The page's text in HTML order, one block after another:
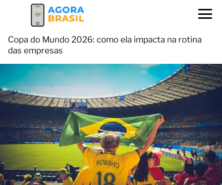
Copa do Mundo 2026: como ela impacta na rotina
das empresas